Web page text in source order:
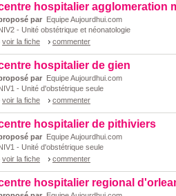
hospitalier agglomeration
par Equipe Aujourdhui.com
- Unité obstétrique et néonatologie
voir la fiche
commenter
hospitalier de gien
par Equipe Aujourdhui.com
- Unité d'obstétrique seule
voir la fiche
commenter
hospitalier de pithiviers
par Equipe Aujourdhui.com
- Unité d'obstétrique seule
voir la fiche
commenter
hospitalier regional